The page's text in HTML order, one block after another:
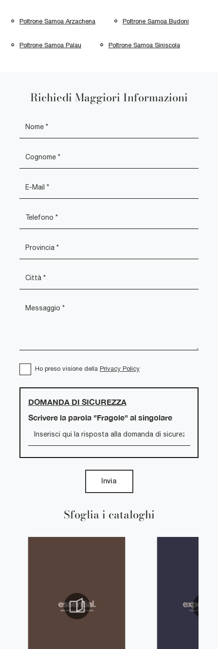
Poltrone Samoa Arzachena Poltrone Samoa Budoni
Poltrone Samoa Palau Poltrone Samoa Siniscola
Sfoglia i cataloghi
Richiedi Maggiori Informazioni
Ho preso visione della Privacy Policy
DOMANDA DI SICUREZZA
Scrivere la parola "Fragole" al singolare
Invia